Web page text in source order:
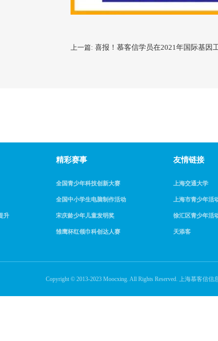
上一篇: 喜报！慕客信学员在2021年国际基因
升
精彩赛事
全国青少年科技创新大赛
全国中小学生电脑制作活动
宋庆龄少年儿童发明奖
雏鹰杯红领巾科创达人赛
友情链接
上海交通大学
上海市青少年活
徐汇区青少年活
天添客
Copyright © 2013-2023 Moocxing. All Rights Reserved. 上海慕客